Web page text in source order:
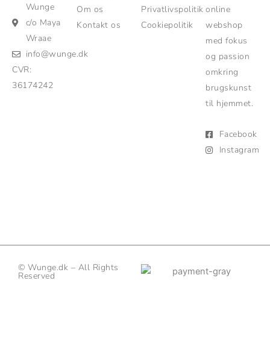
Wunge
c/o Maya
Wraae
info@wunge.dk
CVR:
36174242
Om os
Kontakt os
Privatlivspolitik
Cookiepolitik
online
webshop
med fokus
og passion
omkring
brugskunst
til hjemmet.
Facebook
Instagram
© Wunge.dk – All Rights
Reserved